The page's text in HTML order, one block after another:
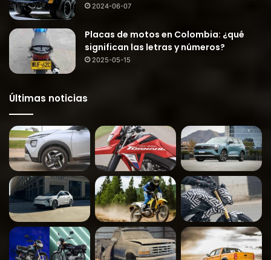
2024-06-07
Placas de motos en Colombia: ¿qué
significan las letras y números?
2025-05-15
Últimas noticias